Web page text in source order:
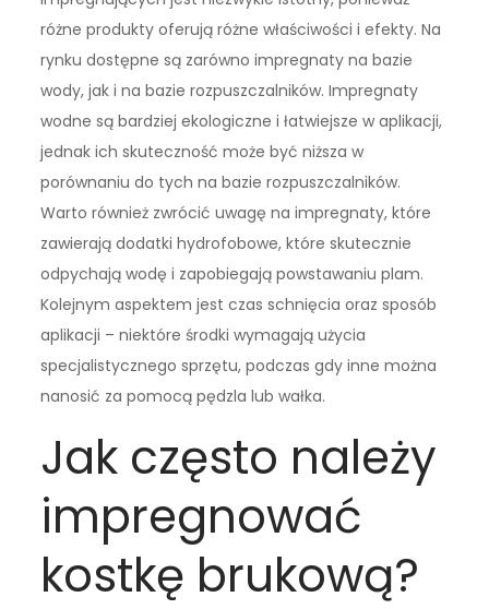
różne produkty oferują różne właściwości i efekty. Na
rynku dostępne są zarówno impregnaty na bazie
wody, jak i na bazie rozpuszczalników. Impregnaty
wodne są bardziej ekologiczne i łatwiejsze w aplikacji,
jednak ich skuteczność może być niższa w
porównaniu do tych na bazie rozpuszczalników.
Warto również zwrócić uwagę na impregnaty, które
zawierają dodatki hydrofobowe, które skutecznie
odpychają wodę i zapobiegają powstawaniu plam.
Kolejnym aspektem jest czas schnięcia oraz sposób
aplikacji – niektóre środki wymagają użycia
specjalistycznego sprzętu, podczas gdy inne można
nanosić za pomocą pędzla lub wałka.
Jak często należy
impregnować
kostkę brukową?